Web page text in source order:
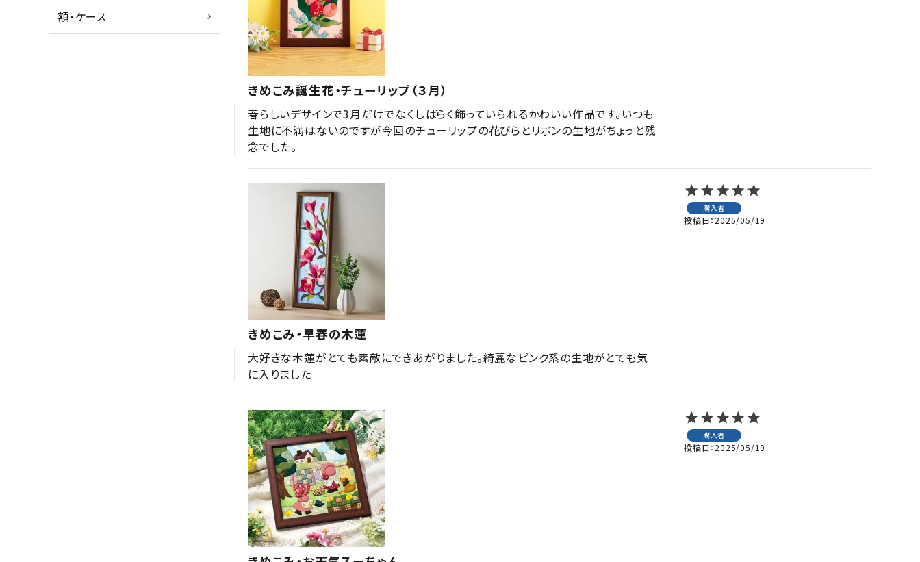
額・ケース
きめこみ誕生花・チューリップ（３月）
春らしいデザインで3月だけでなくしばらく飾っていられるかわいい作品です。いつも
生地に不満はないのですが今回のチューリップの花びらとリボンの生地がちょっと残
念でした。
きめこみ・早春の木蓮
購入者
投稿日 2025/05/19
大好きな木蓮がとても素敵にできあがりました。綺麗なピンク系の生地がとても気
に入りました
購入者
投稿日 2025/05/19